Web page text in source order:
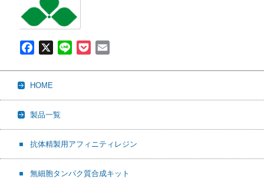
e
o
o
k
HOME
製品一覧
抗体精製用アフィニティレジン
無細胞タンパク質合成キット